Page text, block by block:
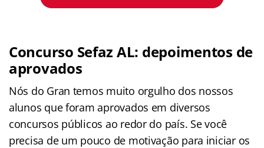
Concurso Sefaz AL: depoimentos de
aprovados
Nós do Gran temos muito orgulho dos nossos
alunos que foram aprovados em diversos
concursos públicos ao redor do país. Se você
precisa de um pouco de motivação para iniciar os